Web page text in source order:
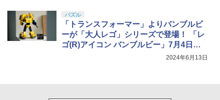
パズル
「トランスフォーマー」よりバンブルビ
ーが「大人レゴ」シリーズで登場！ 「レ
ゴ(R)アイコン バンブルビー」7月4日発
2024年6月13日